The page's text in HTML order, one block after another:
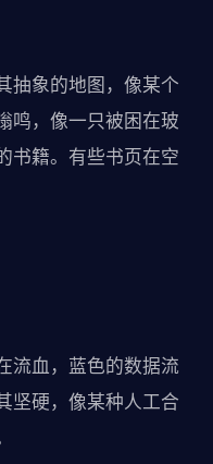
抽象的地图，像某个
鸣，像一只被困在玻
书籍。有些书页在空
流血，蓝色的数据流
坚硬，像某种人工合